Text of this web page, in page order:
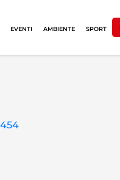
EVENTI AMBIENTE SPORT